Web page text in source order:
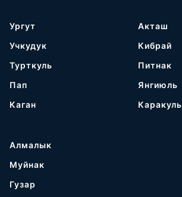
Ургут
Учкудук
Турткуль
Пап
Каган
Акташ
Кибрай
Питнак
Янгиюль
Каракуль
Алмалык
Муйнак
Гузар